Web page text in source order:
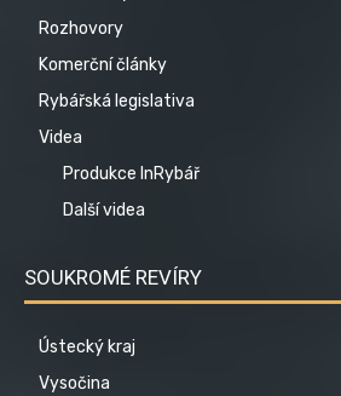
Rozhovory
Komerční články
Rybářská legislativa
Videa
Produkce InRybář
Další videa
SOUKROMÉ REVÍRY
Ústecký kraj
Vysočina